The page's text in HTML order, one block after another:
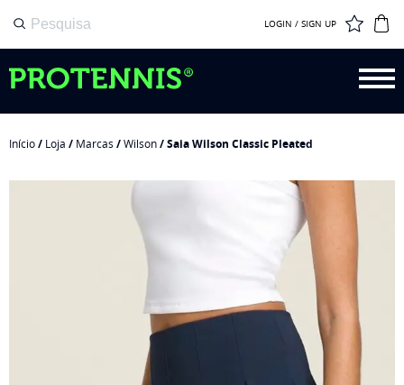
LOGIN / SIGN UP
Início/ Loja / Marcas /Wilson/ Saia Wilson Classic Pleated